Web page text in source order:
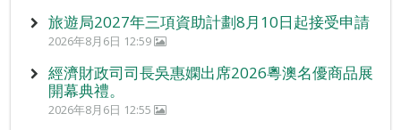
旅遊局2027年三項資助計劃8月10日起接受申請
2026年8月6日 12:59
經濟財政司司長吳惠嫻出席2026粵澳名優商品展
開幕典禮。
2026年8月6日 12:55